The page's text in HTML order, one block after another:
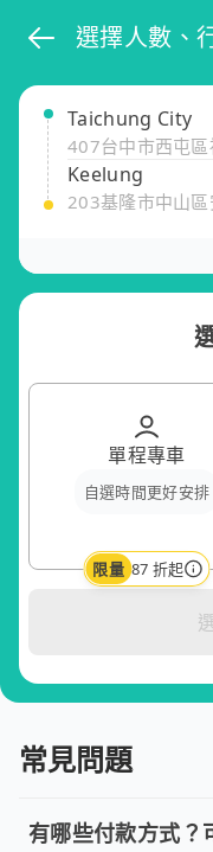
選擇人數、
Taichung City
407台中市西屯
Keelung
203基隆市中山
限量 87 折起
單程專車
自選時間更好安排
常見問題
有哪些付款方式？